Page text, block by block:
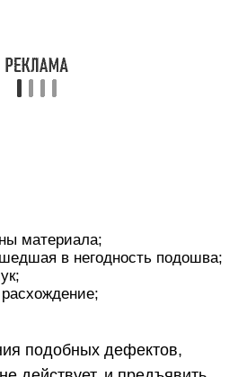
процедура за счёт
соответствующего качества
другой марки;
недостатков товара или